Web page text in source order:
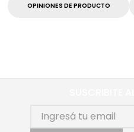
.
medias
OPINIONES DE PRODUCTO